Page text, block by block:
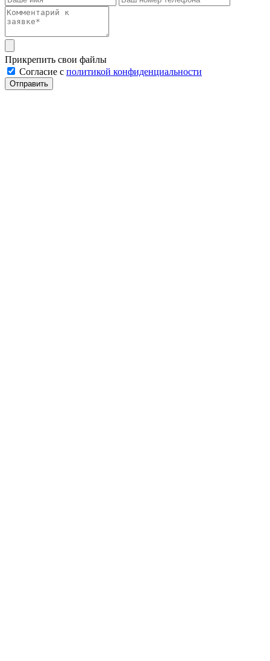
Прикрепить свои файлы
Cогласие с политикой конфиденциальности
Отправить